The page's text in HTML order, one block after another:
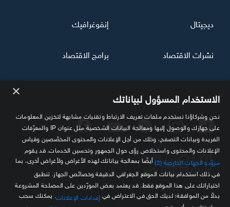
تابعنا
مصدرك الموثوق للمعلومة الاقتصادية
ديجيتال إنفوغرافيك
نشرات الاقتصاد برامج الاقتصاد
× الاستخدام المسؤول لبياناتك
نحن وشركاؤنا نستخدم ملفات تعريف الارتباط وتقنيات مشابهة لتخزين المعلومات
على جهازك والوصول إليها ومعالجة البيانات الشخصية مثل عنوان IP والمعرّفات
الفريدة وبيانات التصفح، وذلك من أجل الإعلانات والمحتوى المخصّصين وقياس
الإعلانات والمحتوى واستخلاص رؤى حول الجمهور وتحسين الخدمات. قد يقوم
مزوّدو الجهات الخارجية (2)
أيضًا بمعالجة بياناتك لهذه الأغراض ولأغراض أخرى، بما
في ذلك استخدام بيانات الموقع الجغرافي الدقيقة وخصائص الجهاز. تنطبق
اختياراتك على هذا الموقع فقط. قد يعتمد بعض المورّدين على المصلحة المشروعة
بدلاً من الموافقة؛ لديك الحق في الاعتراض في إعدادات الإعلانات . يمكنك سحب